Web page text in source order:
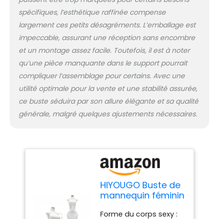
d'affichage : le design
d'une taille fine et de
hanches larges rend le
mannequin plus en
ligne avec les figures
européennes et
américaines et plus
sexy. En plus des
vêtements ou des
jupes ordinaires, ce
mannequin dodu peut
mieux présenter un
hanche, un
cheongsam, une robe
sirène, une robe de bal,
un gilet flatteur, etc.
Facile à assembler : le
processus d'installation
de ce mannequin est
spécifiques, l’esthétique raffinée compense
largement ces petits désagréments. L’emballage est
impeccable, assurant une réception sans encombre
et un montage assez facile. Toutefois, il est à noter
qu’une pièce manquante dans le support pourrait
compliquer l’assemblage pour certains. Avec une
utilité optimale pour la vente et une stabilité assurée,
ce buste séduira par son allure élégante et sa qualité
générale, malgré quelques ajustements nécessaires.
HIYOUGO Buste de
mannequin féminin
3/4 avec base
Forme du corps sexy :